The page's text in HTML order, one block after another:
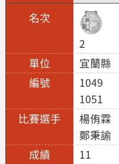
2
宜蘭縣
1049
1051
楊侑霖
鄭秉諭
11